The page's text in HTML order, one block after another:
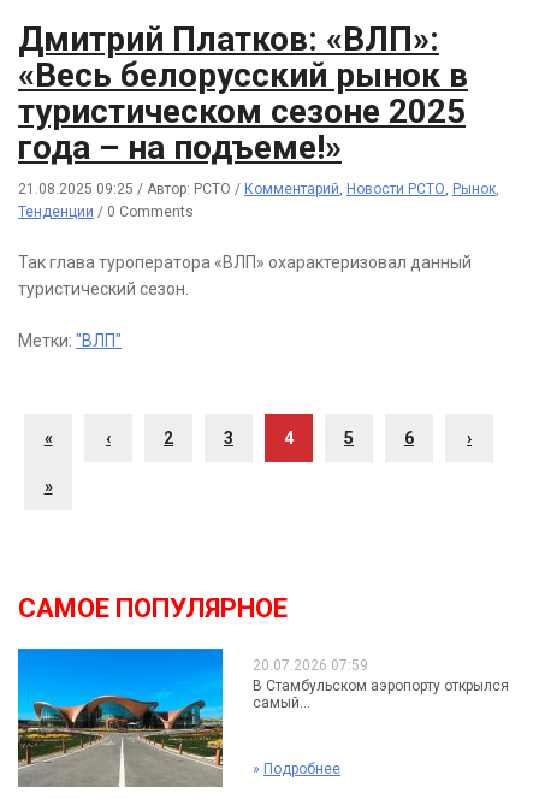
Дмитрий Платков: «ВЛП»:
«Весь белорусский рынок в
туристическом сезоне 2025
года – на подъеме!»
21.08.2025 09:25 / Автор: РСТО / Комментарий, Новости РСТО, Рынок,
Тенденции / 0 Comments
Так глава туроператора «ВЛП» охарактеризовал данный
туристический сезон.
Метки: "ВЛП"
« ‹ 2 3 4 5 6 ›
»
САМОЕ ПОПУЛЯРНОЕ
20.07.2026 07:59
В Стамбульском аэропорту открылся
самый...
» Подробнее